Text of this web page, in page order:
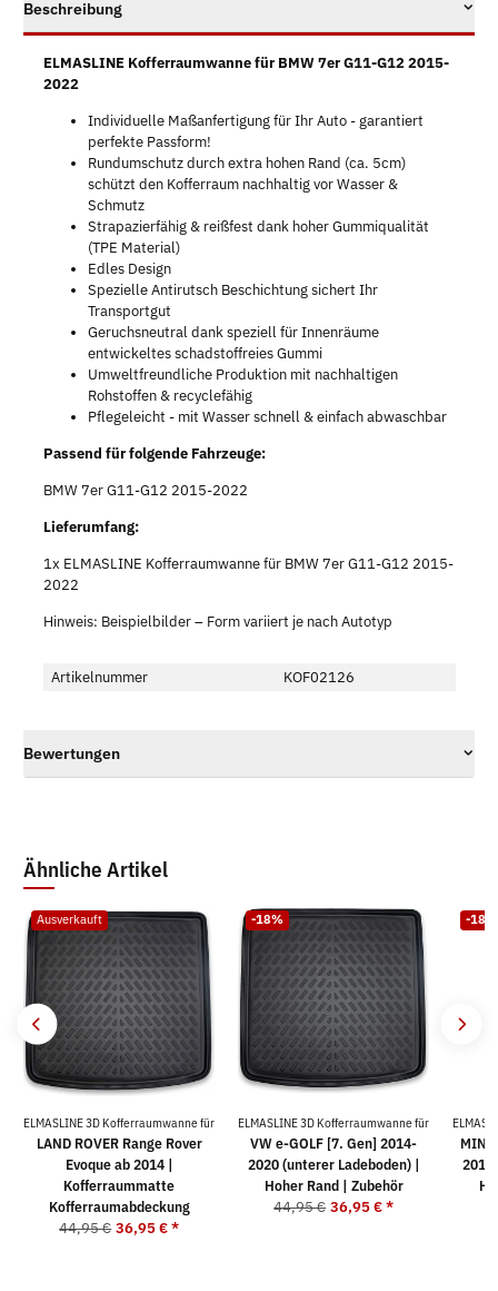
Beschreibung
ELMASLINE Kofferraumwanne für BMW 7er G11-G12 2015-
2022
Individuelle Maßanfertigung für Ihr Auto - garantiert
perfekte Passform!
Rundumschutz durch extra hohen Rand (ca. 5cm)
schützt den Kofferraum nachhaltig vor Wasser &
Schmutz
Strapazierfähig & reißfest dank hoher Gummiqualität
(TPE Material)
Edles Design
Spezielle Antirutsch Beschichtung sichert Ihr
Transportgut
Geruchsneutral dank speziell für Innenräume
entwickeltes schadstoffreies Gummi
Umweltfreundliche Produktion mit nachhaltigen
Rohstoffen & recyclefähig
Pflegeleicht - mit Wasser schnell & einfach abwaschbar
Passend für folgende Fahrzeuge:
BMW 7er G11-G12 2015-2022
Lieferumfang:
1x ELMASLINE Kofferraumwanne für BMW 7er G11-G12 2015-
2022
Hinweis: Beispielbilder – Form variiert je nach Autotyp
Artikelnummer KOF02126
Bewertungen
Ähnliche Artikel
Ausverkauft
ELMASLINE 3D Kofferraumwanne für
LAND ROVER Range Rover
Evoque ab 2014 |
Kofferraummatte
Kofferraumabdeckung
44,95 € 36,95 €*
-18%
ELMASLINE 3D Kofferraumwanne für
VW e-GOLF [7. Gen] 2014-
2020 (unterer Ladeboden) |
Hoher Rand | Zubehör
44,95 € 36,95 €*
-18%
MINI
2015